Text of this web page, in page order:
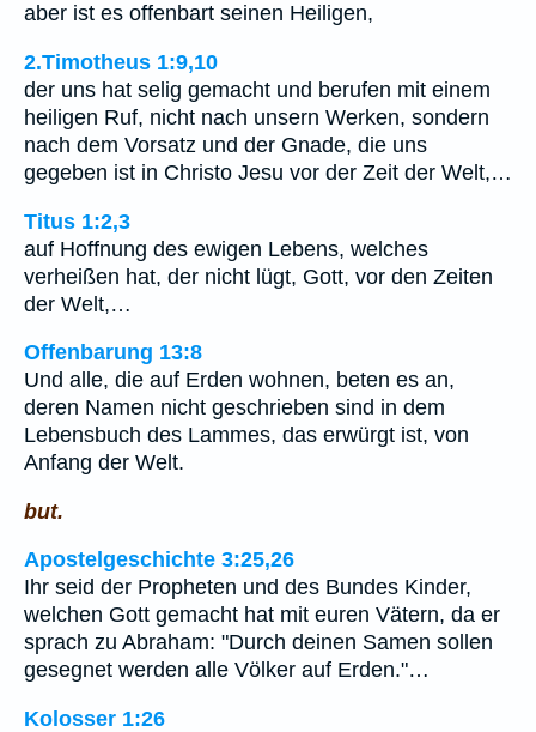
aber ist es offenbart seinen Heiligen,
2.Timotheus 1:9,10
der uns hat selig gemacht und berufen mit einem
heiligen Ruf, nicht nach unsern Werken, sondern
nach dem Vorsatz und der Gnade, die uns
gegeben ist in Christo Jesu vor der Zeit der Welt,…
Titus 1:2,3
auf Hoffnung des ewigen Lebens, welches
verheißen hat, der nicht lügt, Gott, vor den Zeiten
der Welt,…
Offenbarung 13:8
Und alle, die auf Erden wohnen, beten es an,
deren Namen nicht geschrieben sind in dem
Lebensbuch des Lammes, das erwürgt ist, von
Anfang der Welt.
but.
Apostelgeschichte 3:25,26
Ihr seid der Propheten und des Bundes Kinder,
welchen Gott gemacht hat mit euren Vätern, da er
sprach zu Abraham: "Durch deinen Samen sollen
gesegnet werden alle Völker auf Erden."…
Kolosser 1:26